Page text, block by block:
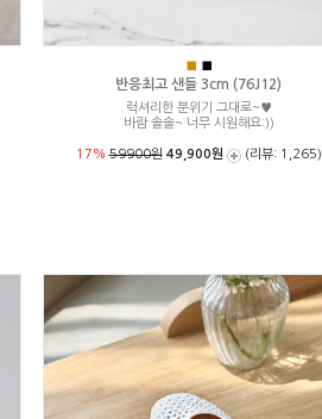
■ ■
반응최고 샌들 3cm (76J12)
럭셔리한 분위기 그대로~♥
바람 솔솔~ 너무 시원해요:))
17%59900원 49,900원 (리뷰: 1,265)